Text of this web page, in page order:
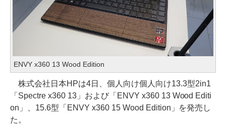
ENVY x360 13 Wood Edition
株式会社日本HPは4日、個人向け個人向け13.3型2in1
「Spectre x360 13」および「ENVY x360 13 Wood Editi
on」、15.6型「ENVY x360 15 Wood Edition」を発売し
た。